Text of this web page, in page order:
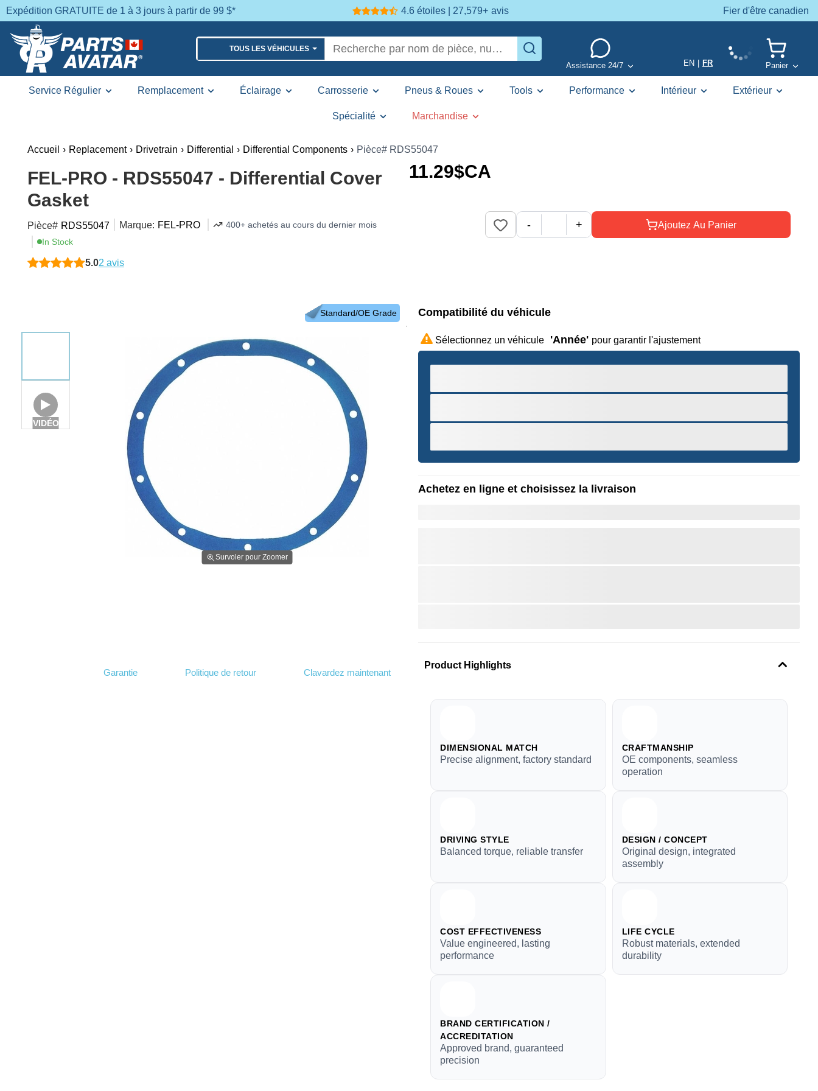
Expédition GRATUITE de 1 à 3 jours à partir de 99 $* 4.6 étoiles | 27,579+ avis Fier d'être canadien
TOUS LES VÉHICULES
Assistance 24/7 EN FR Panier
Service Régulier Remplacement Éclairage Carrosserie Pneus & Roues Tools Performance Intérieur Extérieur
Spécialité Marchandise
Accueil › Replacement › Drivetrain › Differential › Differential Components › Pièce# RDS55047
FEL-PRO - RDS55047 - Differential Cover
Gasket
Pièce# RDS55047 Marque: FEL-PRO
400+ achetés au cours du dernier mois
In Stock
5.02 avis
11.29$CA
Ajoutez Au Panier
- +
Standard/OE Grade
Survoler pour Zoomer
Garantie Politique de retour Clavardez maintenant
VIDÉO
Compatibilité du véhicule
Sélectionnez un véhicule 'Année' pour garantir l'ajustement
Achetez en ligne et choisissez la livraison
Product Highlights
DIMENSIONAL MATCH
Precise alignment, factory standard
CRAFTMANSHIP
OE components, seamless
operation
DRIVING STYLE
Balanced torque, reliable transfer
DESIGN / CONCEPT
Original design, integrated
assembly
COST EFFECTIVENESS
Value engineered, lasting
performance
LIFE CYCLE
Robust materials, extended
durability
BRAND CERTIFICATION /
ACCREDITATION
Approved brand, guaranteed
precision